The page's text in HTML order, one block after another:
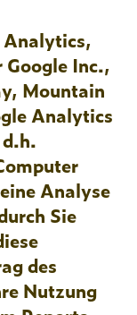
Analytics,
Inc.,
Mountain
Analytics
Analyse
Sie
des
Nutzung